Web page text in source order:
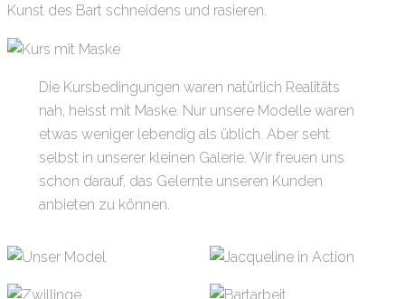
Kunst des Bart schneidens und rasieren.
Die Kursbedingungen waren natürlich Realitäts
nah, heisst mit Maske. Nur unsere Modelle waren
etwas weniger lebendig als üblich. Aber seht
selbst in unserer kleinen Galerie. Wir freuen uns
schon darauf, das Gelernte unseren Kunden
anbieten zu können.